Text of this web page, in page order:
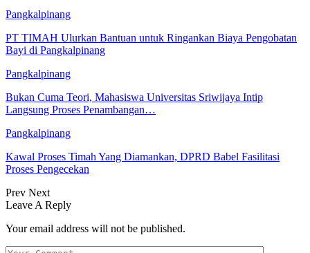
Pangkalpinang
PT TIMAH Ulurkan Bantuan untuk Ringankan Biaya Pengobatan
Bayi di Pangkalpinang
Pangkalpinang
Bukan Cuma Teori, Mahasiswa Universitas Sriwijaya Intip
Langsung Proses Penambangan…
Pangkalpinang
Kawal Proses Timah Yang Diamankan, DPRD Babel Fasilitasi
Proses Pengecekan
Prev Next
Leave A Reply
Your email address will not be published.